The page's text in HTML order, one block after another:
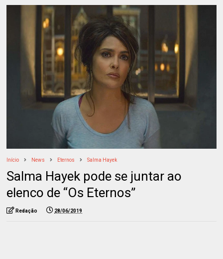
Início News Eternos Salma Hayek
Salma Hayek pode se juntar ao
elenco de “Os Eternos”
Redação 28/06/2019